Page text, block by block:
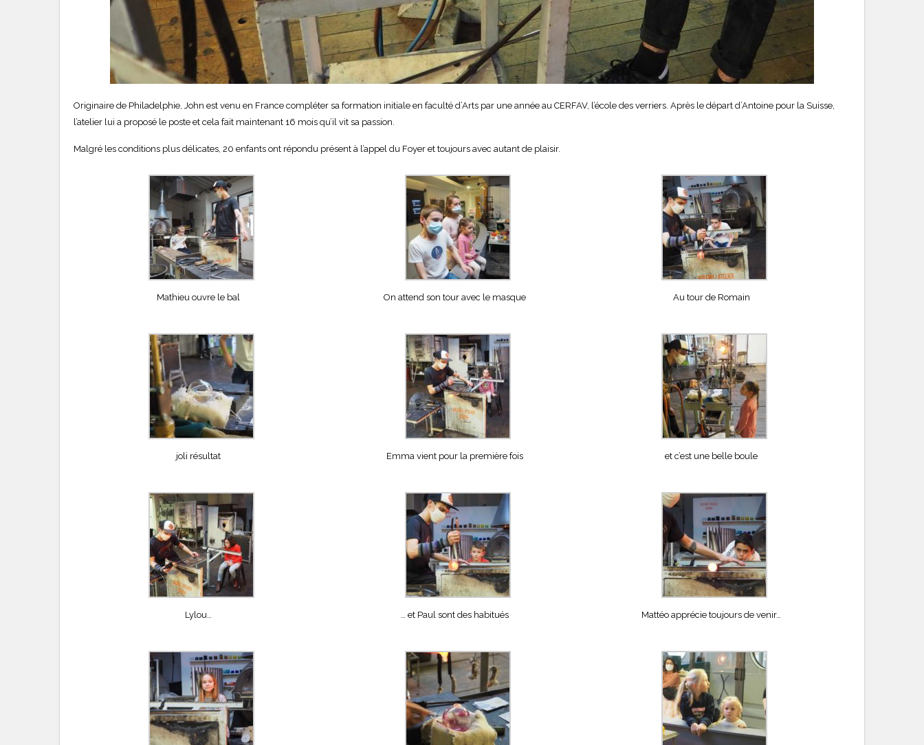
Originaire de Philadelphie, John est venu en France compléter sa formation initiale en faculté d’Arts par une année au CERFAV, l’école des verriers. Après le départ d’Antoine pour la Suisse,
l’atelier lui a proposé le poste et cela fait maintenant 16 mois qu’il vit sa passion.
Malgré les conditions plus délicates, 20 enfants ont répondu présent à l’appel du Foyer et toujours avec autant de plaisir.
Mathieu ouvre le bal On attend son tour avec le masque Au tour de Romain
joli résultat Emma vient pour la première fois et c’est une belle boule
Lylou… … et Paul sont des habitués Mattéo apprécie toujours de venir…